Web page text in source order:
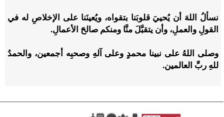
نسألُ اللهَ أن يُحييَ قلوبَنا بتقواه، ويُعينَنا على الإخلاصِ له في
القولِ والعملِ، وأن يتقبَّلَ منَّا ومنكم صالحَ الأعمالِ.
وصلى اللهُ على نبينا محمدٍ وعلى آلهِ وصحبِه أجمعين، والحمدُ
للهِ ربِّ العالمين.